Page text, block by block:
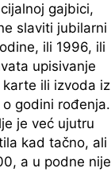
gajbici,
slaviti jubilarni
ili 1996, ili
upisivanje
ili izvoda iz
godini rođenja.
je već ujutru
kad tačno, ali
a u podne nije